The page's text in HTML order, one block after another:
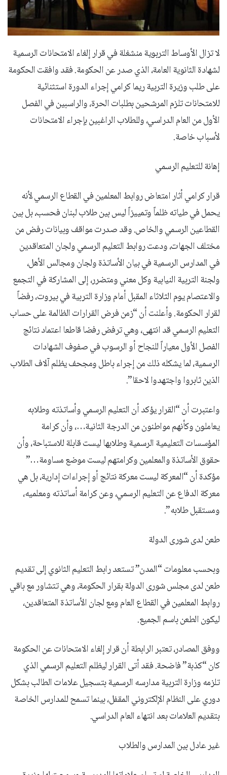
لا تزال الأوساط التربوية منشغلة في قرار إلغاء الامتحانات الرسمية
لشهادة الثانوية العامة، الذي صدر عن الحكومة. فقد وافقت الحكومة
على طلب وزيرة التربية ريما كرامي إجراء الدورة استثنائية
للامتحانات تلزم المرشحين بطلبات الحرة، والراسبين في الفصل
الأول من العام الدراسي، وللطلاب الراغبين بإجراء الامتحانات
لأسباب خاصة.
إهانة للتعليم الرسمي
قرار كرامي أثار امتعاض روابط المعلمين في القطاع الرسمي لأنه
يحمل في طياته ظلماً وتمييزاً ليس بين طلاب لبنان فحسب، بل بين
القطاعين الرسمي والخاص. وقد صدرت مواقف وبيانات رفض من
مختلف الجهات، ودعت روابط التعليم الرسمي ولجان المتعاقدين
في المدارس الرسمية في بيان الأساتذة ولجان ومجالس الأهل،
ولجنة التربية النيابية وكل معني ومتضرر، إلى المشاركة في التجمع
والاعتصام يوم الثلاثاء المقبل أمام وزارة التربية في بيروت، رفضاً
لقرار الحكومة. وأعلنت أن “زمن فرض القرارات الظالمة على حساب
التعليم الرسمي قد انتهى، وهي ترفض رفضا قاطعا اعتماد نتائج
الفصل الأول معياراً للنجاح أو الرسوب في صفوف الشهادات
الرسمية، لما يشكله ذلك من إجراء باطل ومجحف يظلم آلاف الطلاب
الذين ثابروا واجتهدوا لاحقا”.
واعتبرت أن “القرار يؤكد أن التعليم الرسمي وأساتذته وطلابه
يعاملون وكأنهم مواطنون من الدرجة الثانية…، وأن كرامة
المؤسسات التعليمية الرسمية وطلابها ليست قابلة للاستباحة، وأن
حقوق الأساتذة والمعلمين وكرامتهم ليست موضع مساومة…”
مؤكدة أن “المعركة ليست معركة نتائج أو إجراءات إدارية، بل هي
معركة الدفاع عن التعليم الرسمي، وعن كرامة أساتذته ومعلميه،
ومستقبل طلابه”.
طعن لدى شورى الدولة
وبحسب معلومات “المدن” تستعد رابط التعليم الثانوي إلى تقديم
طعن لدى مجلس شورى الدولة بقرار الحكومة، وهي تتشاور مع باقي
روابط المعلمين في القطاع العام ومع لجان الأساتذة المتعاقدين،
ليكون الطعن باسم الجميع.
ووفق المصادر، تعتبر الرابطة أن قرار إلغاء الامتحانات عن الحكومة
كان “كذبة” فاضحة. فقد أتى القرار ليظلم التعليم الرسمي الذي
تلزمه وزارة التربية مدارسه الرسمية بتسجيل علامات الطالب بشكل
دوري على النظام الإلكتروني المقفل، بينما تسمح للمدارس الخاصة
بتقديم العلامات بعد انتهاء العام الدراسي.
غير عادل بين المدارس والطلاب